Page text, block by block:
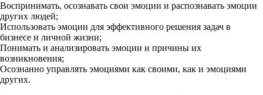
Воспринимать, осознавать свои эмоции и распознавать эмоции
других людей;
Использовать эмоции для эффективного решения задач в
бизнесе и личной жизни;
Понимать и анализировать эмоции и причины их
возникновения;
Осознанно управлять эмоциями как своими, как и эмоциями
других.